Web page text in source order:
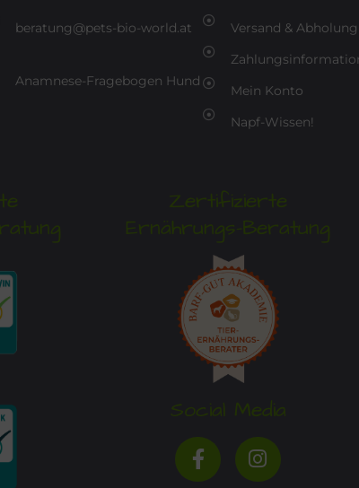
beratung@pets-bio-world.at
Anamnese-Fragebogen Hund
Versand & Abholung
Mein Konto
Napf-Wissen!
Zertifizierte
Ernährungs-Beratung
Social Media